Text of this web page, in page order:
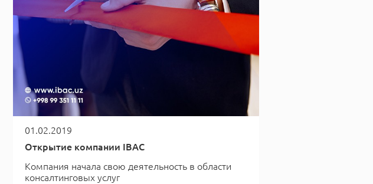
01.02.2019
Открытие компании IBAC
Компания начала свою деятельность в области
консалтинговых услуг